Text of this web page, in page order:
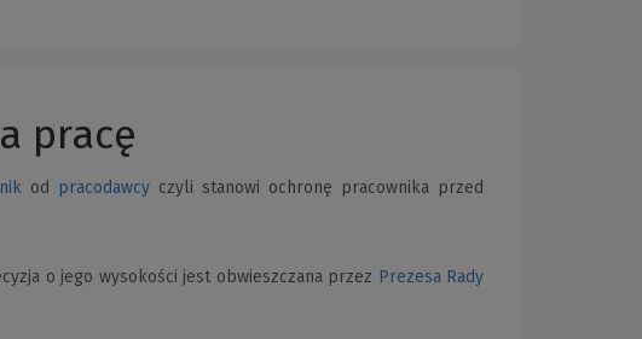
pracę
od pracodawcy czyli stanowi ochronę pracownika przed
o jego wysokości jest obwieszczana przez Prezesa Rady